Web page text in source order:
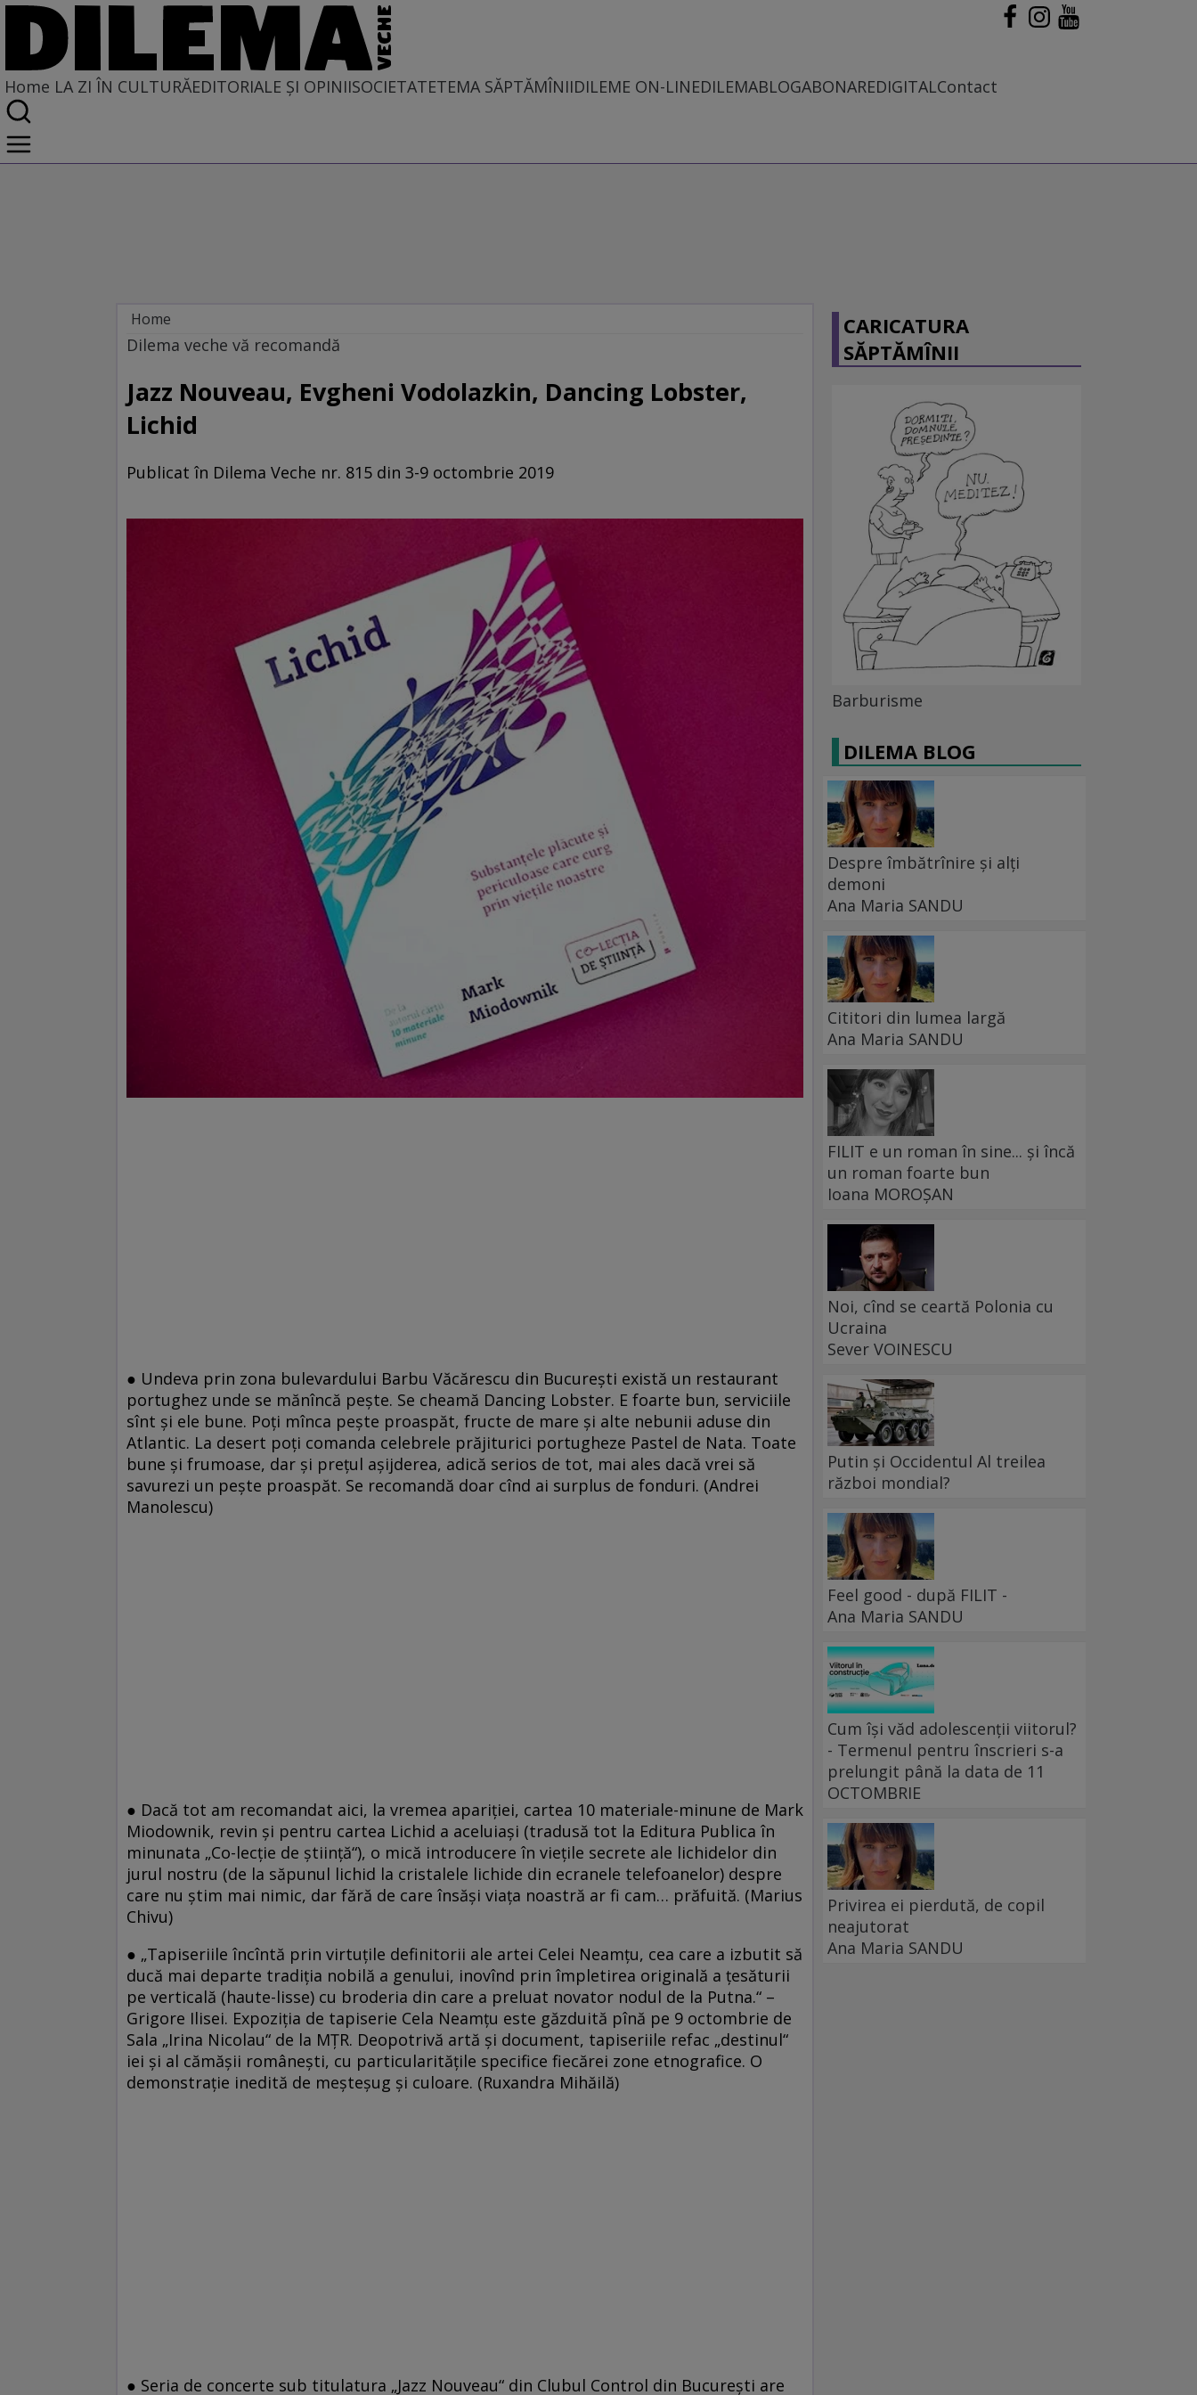
Home LA ZI ÎN CULTURĂEDITORIALE ȘI OPINIISOCIETATETEMA SĂPTĂMÎNIIDILEME ON-LINEDILEMABLOGABONAREDIGITALContact
Home
La zi în cultură
Dilema veche vă recomandă
Jazz Nouveau, Evgheni Vodolazkin, Dancing Lobster,
Lichid
Publicat în Dilema Veche nr. 815 din 3-9 octombrie 2019
● Undeva prin zona bulevardului Barbu Văcărescu din București există un restaurant
portughez unde se mănîncă pește. Se cheamă Dancing Lobster. E foarte bun, serviciile
sînt și ele bune. Poți mînca pește proaspăt, fructe de mare și alte nebunii aduse din
Atlantic. La desert poți comanda celebrele prăjiturici portugheze Pastel de Nata. Toate
bune și frumoase, dar și prețul așijderea, adică serios de tot, mai ales dacă vrei să
savurezi un pește proaspăt. Se recomandă doar cînd ai surplus de fonduri. (Andrei
Manolescu)
● Dacă tot am recomandat aici, la vremea apariţiei, cartea 10 materiale-minune de Mark
Miodownik, revin şi pentru cartea Lichid a aceluiaşi (tradusă tot la Editura Publica în
minunata „Co-lecţie de ştiinţă“), o mică introducere în vieţile secrete ale lichidelor din
jurul nostru (de la săpunul lichid la cristalele lichide din ecranele telefoanelor) despre
care nu ştim mai nimic, dar fără de care însăşi viaţa noastră ar fi cam… prăfuită. (Marius
Chivu)
● „Tapiseriile încîntă prin virtuțile definitorii ale artei Celei Neamțu, cea care a izbutit să
ducă mai departe tradiția nobilă a genului, inovînd prin împletirea originală a țesăturii
pe verticală (haute-lisse) cu broderia din care a preluat novator nodul de la Putna.“ –
Grigore Ilisei. Expoziția de tapiserie Cela Neamțu este găzduită pînă pe 9 octombrie de
Sala „Irina Nicolau“ de la MȚR. Deopotrivă artă și document, tapiseriile refac „destinul“
iei și al cămășii românești, cu particularitățile specifice fiecărei zone etnografice. O
demonstrație inedită de meșteșug și culoare. (Ruxandra Mihăilă)
● Seria de concerte sub titulatura „Jazz Nouveau“ din Clubul Control din Bucureşti are
CARICATURA
SĂPTĂMÎNII
Barburisme
DILEMA BLOG
Despre îmbătrînire și alți
demoni
Ana Maria SANDU
Cititori din lumea largă
Ana Maria SANDU
FILIT e un roman în sine... și încă
un roman foarte bun
Ioana MOROȘAN
Noi, cînd se ceartă Polonia cu
Ucraina
Sever VOINESCU
Putin și Occidentul Al treilea
război mondial?
Feel good - după FILIT -
Ana Maria SANDU
Cum își văd adolescenții viitorul?
- Termenul pentru înscrieri s-a
prelungit până la data de 11
OCTOMBRIE
Privirea ei pierdută, de copil
neajutorat
Ana Maria SANDU